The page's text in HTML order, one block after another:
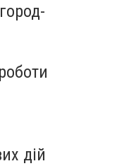
дій